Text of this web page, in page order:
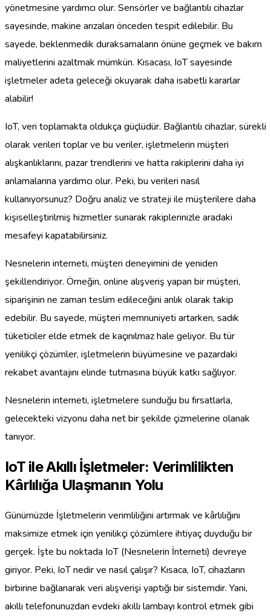
yönetmesine yardımcı olur. Sensörler ve bağlantılı cihazlar
sayesinde, makine arızaları önceden tespit edilebilir. Bu
sayede, beklenmedik duraksamaların önüne geçmek ve bakım
maliyetlerini azaltmak mümkün. Kısacası, IoT sayesinde
işletmeler adeta geleceği okuyarak daha isabetli kararlar
alabilir!
IoT, veri toplamakta oldukça güçlüdür. Bağlantılı cihazlar, sürekli
olarak verileri toplar ve bu veriler, işletmelerin müşteri
alışkanlıklarını, pazar trendlerini ve hatta rakiplerini daha iyi
anlamalarına yardımcı olur. Peki, bu verileri nasıl
kullanıyorsunuz? Doğru analiz ve strateji ile müşterilere daha
kişiselleştirilmiş hizmetler sunarak rakiplerinizle aradaki
mesafeyi kapatabilirsiniz.
Nesnelerin interneti, müşteri deneyimini de yeniden
şekillendiriyor. Örneğin, online alışveriş yapan bir müşteri,
siparişinin ne zaman teslim edileceğini anlık olarak takip
edebilir. Bu sayede, müşteri memnuniyeti artarken, sadık
tüketiciler elde etmek de kaçınılmaz hale geliyor. Bu tür
yenilikçi çözümler, işletmelerin büyümesine ve pazardaki
rekabet avantajını elinde tutmasına büyük katkı sağlıyor.
Nesnelerin interneti, işletmelere sunduğu bu fırsatlarla,
gelecekteki vizyonu daha net bir şekilde çizmelerine olanak
tanıyor.
IoT ile Akıllı İşletmeler: Verimlilikten
Kârlılığa Ulaşmanın Yolu
Günümüzde İşletmelerin verimliliğini artırmak ve kârlılığını
maksimize etmek için yenilikçi çözümlere ihtiyaç duyduğu bir
gerçek. İşte bu noktada IoT (Nesnelerin İnterneti) devreye
giriyor. Peki, IoT nedir ve nasıl çalışır? Kısaca, IoT, cihazların
birbirine bağlanarak veri alışverişi yaptığı bir sistemdir. Yani,
akıllı telefonunuzdan evdeki akıllı lambayı kontrol etmek gibi